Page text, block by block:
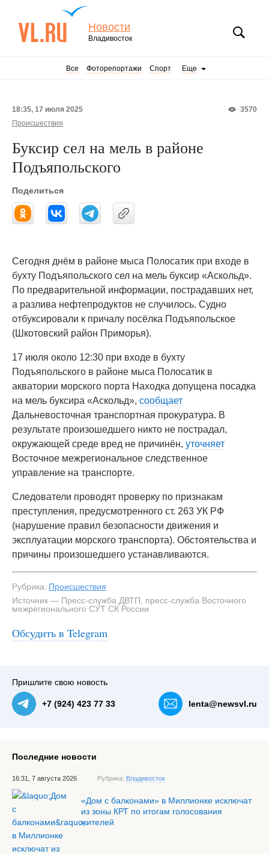
Новости
Владивосток
Все Фоторепортажи Спорт Еще
3570
18:35, 17 июля 2025
Происшествия
Буксир сел на мель в районе
Подъяпольского
Поделиться
Сегодня днём в районе мыса Полосатик при входе в
бухту Подъяпольского сел на мель буксир «Аскольд».
По предварительной информации, пострадавших нет,
а разлива нефтепродуктов не случилось. Судно
отбуксировали к причалу посёлка Подъяпольское
(Шкотовский район Приморья).
17 июля около 12:30 при входе в бухту
Подъяпольского в районе мыса Полосатик в
акватории морского порта Находка допущена посадка
на мель буксира «Аскольд», сообщает
Дальневосточная транспортная прокуратура. В
результате произошедшего никто не пострадал,
окружающей среде вред не причинён, уточняет
Восточное межрегиональное следственное
управление на транспорте.
Следователи проводят проверку по признакам
преступления, предусмотренного ст. 263 УК РФ
(нарушение правил безопасности движения и
эксплуатации морского транспорта). Обстоятельства и
причины произошедшего устанавливаются.
Рубрика: Происшествия
Источник — Пресс-служба ДВТП, пресс-служба Восточного
межрегионального СУТ СК России
Обсудить в Telegram
#1
Пришлите свою новость
+7 (924) 423 77 33 lenta@newsvl.ru
Последние новости
16:31, 7 августа 2026 Рубрика: Владивосток
«Дом с балконами» в Миллионке исключат
из зоны КРТ по итогам голосования
жителей